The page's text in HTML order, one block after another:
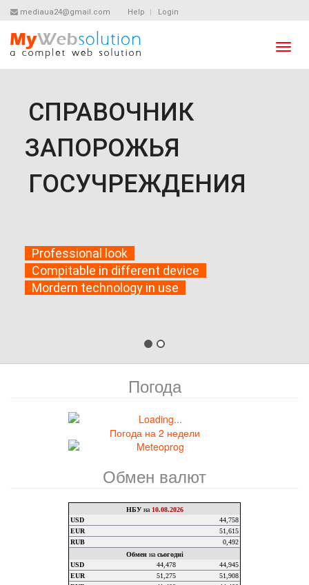
mediaua24@gmail.com Help Login
СПРАВОЧНИК
ЗАПОРОЖЬЯ
ГОСУЧРЕЖДЕНИЯ
Professional look
Compitable in different device
Mordern technology in use
Погода
Погода на 2 недели
Обмен валют